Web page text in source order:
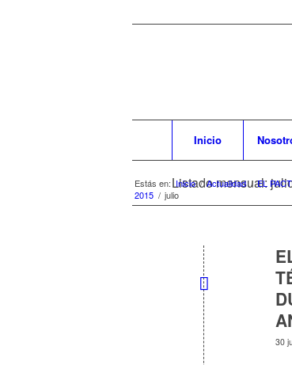
Inicio
Listado mensual:
Estás en: Inicio / Actualidad / EL
2015 / julio
30